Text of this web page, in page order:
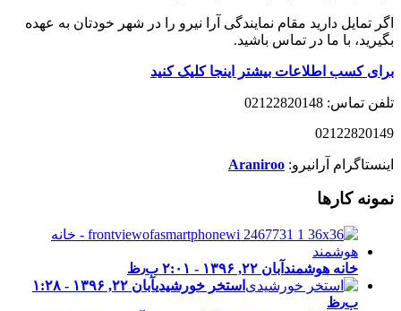
اگر تمایل دارید مقام نمایندگی آرا نیرو را در شهر خودتان به عهده
بگیرید، با ما در تماس باشید.
برای کسب اطلاعات بیشتر اینجا کلیک کنید
تلفن تماس: 02122820148
02122820149
اینستاگرام آرانیرو: Araniroo
نمونه کارها
خانه هوشمند آبان ۲۲, ۱۳۹۶ - ۲:۰۱ ب٫ظ
استخر خورشیدی
آبان ۲۲, ۱۳۹۶ - ۱:۲۸
ب٫ظ